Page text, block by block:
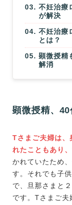
不妊治療
が解決
不妊治療
とは？
顕微授精
解消
顕微授精、
Tさまご夫婦は、
れたこともあり
かれていたため
す。それでも子
で、旦那さまと
です。Tさまご夫